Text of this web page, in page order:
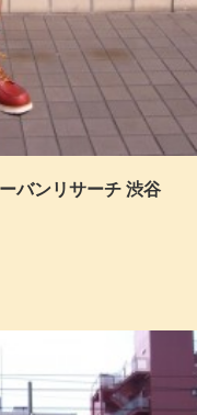
バンリサーチ 渋谷